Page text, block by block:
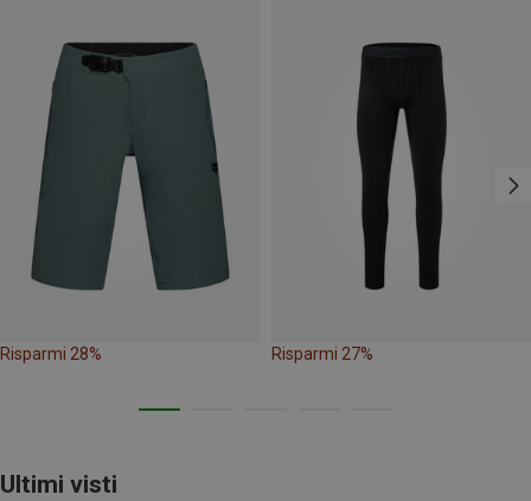
Risparmi 28% Risparmi 27%
Ultimi visti